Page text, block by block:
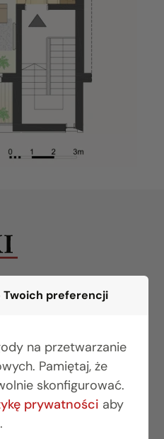
Twoich preferencji
na przetwarzanie
Pamiętaj, że
skonfigurować.
prywatności aby